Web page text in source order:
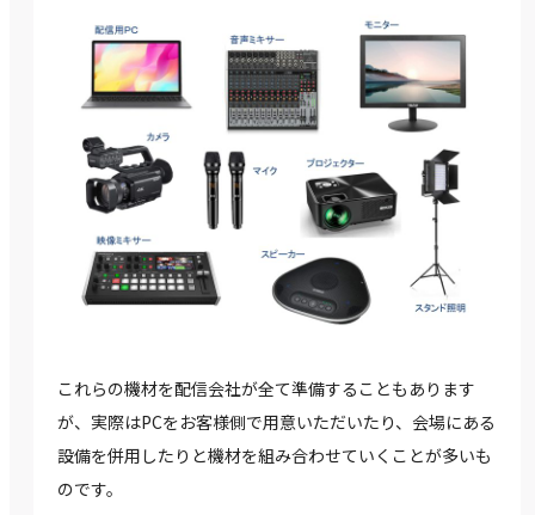
これらの機材を配信会社が全て準備することもあります
が、実際はPCをお客様側で用意いただいたり、会場にある
設備を併用したりと機材を組み合わせていくことが多いも
のです。